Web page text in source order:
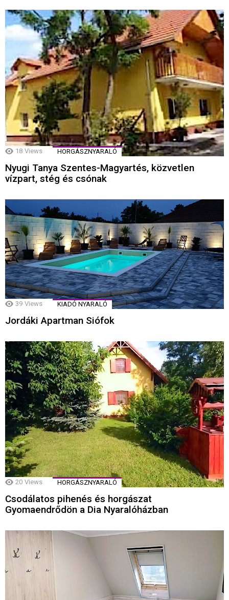
18 Views HORGÁSZNYARALÓ
Nyugi Tanya Szentes-Magyartés, közvetlen
vízpart, stég és csónak
39 Views KIADÓ NYARALÓ
Jordáki Apartman Siófok
20 Views HORGÁSZNYARALÓ
Csodálatos pihenés és horgászat
Gyomaendrődön a Dia Nyaralóházban